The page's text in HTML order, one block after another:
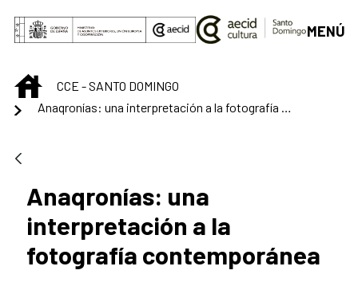
Saltar al contenido principal
MENÚ
INICIOCCE - SANTO DOMINGO
Anaqronías: una interpretación a la fotografía contemporánea
Anaqronías: una
interpretación a la
fotografía contemporánea